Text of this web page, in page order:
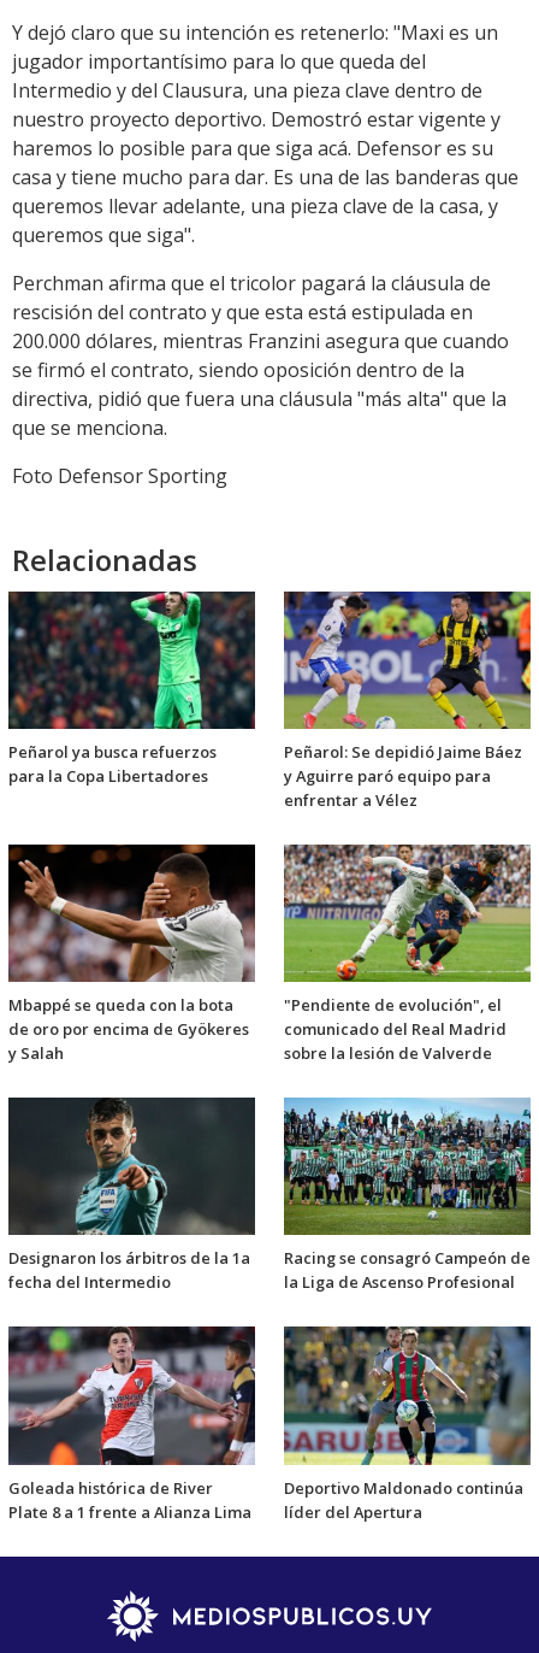
Y dejó claro que su intención es retenerlo: "Maxi es un
jugador importantísimo para lo que queda del
Intermedio y del Clausura, una pieza clave dentro de
nuestro proyecto deportivo. Demostró estar vigente y
haremos lo posible para que siga acá. Defensor es su
casa y tiene mucho para dar. Es una de las banderas que
queremos llevar adelante, una pieza clave de la casa, y
queremos que siga".
Perchman afirma que el tricolor pagará la cláusula de
rescisión del contrato y que esta está estipulada en
200.000 dólares, mientras Franzini asegura que cuando
se firmó el contrato, siendo oposición dentro de la
directiva, pidió que fuera una cláusula "más alta" que la
que se menciona.
Foto Defensor Sporting
Relacionadas
Peñarol ya busca refuerzos
para la Copa Libertadores
Peñarol: Se depidió Jaime Báez
y Aguirre paró equipo para
enfrentar a Vélez
Mbappé se queda con la bota
de oro por encima de Gyökeres
y Salah
"Pendiente de evolución", el
comunicado del Real Madrid
sobre la lesión de Valverde
Designaron los árbitros de la 1a
fecha del Intermedio
Racing se consagró Campeón de
la Liga de Ascenso Profesional
Goleada histórica de River
Plate 8 a 1 frente a Alianza Lima
Deportivo Maldonado continúa
líder del Apertura